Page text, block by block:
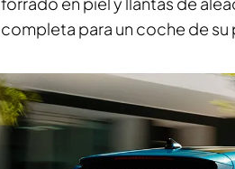
completa para un coche de su